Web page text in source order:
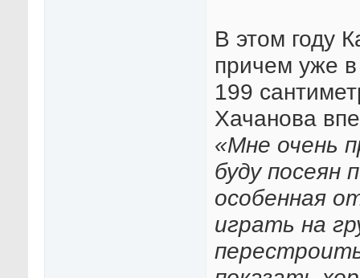
В этом году
причем уже в
199
Хачанова
«Мне очень
буду посеян
особенная
играть на